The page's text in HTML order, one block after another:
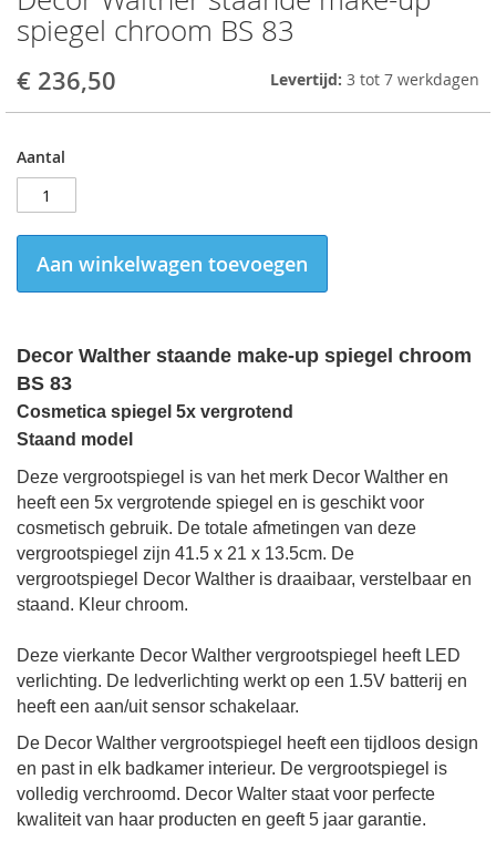
spiegel chroom BS 83
€ 236,50 Levertijd: 3 tot 7 werkdagen
Aantal
Aan winkelwagen toevoegen
Decor Walther staande make-up spiegel chroom
BS 83
Cosmetica spiegel 5x vergrotend
Staand model
Deze vergrootspiegel is van het merk Decor Walther en
heeft een 5x vergrotende spiegel en is geschikt voor
cosmetisch gebruik. De totale afmetingen van deze
vergrootspiegel zijn 41.5 x 21 x 13.5cm. De
vergrootspiegel Decor Walther is draaibaar, verstelbaar en
staand. Kleur chroom.
Deze vierkante Decor Walther vergrootspiegel heeft LED
verlichting. De ledverlichting werkt op een 1.5V batterij en
heeft een aan/uit sensor schakelaar.
De Decor Walther vergrootspiegel heeft een tijdloos design
en past in elk badkamer interieur. De vergrootspiegel is
volledig verchroomd. Decor Walter staat voor perfecte
kwaliteit van haar producten en geeft 5 jaar garantie.
to
the
of
gallery